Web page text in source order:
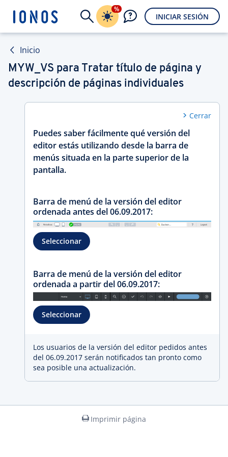
%
INICIAR SESIÓN
Inicio
MYW_VS para Tratar título de página y
descripción de páginas individuales
Cerrar
Puedes saber fácilmente qué versión del
editor estás utilizando desde la barra de
menús situada en la parte superior de la
pantalla.
Barra de menú de la versión del editor
ordenada antes del 06.09.2017:
Seleccionar
Barra de menú de la versión del editor
ordenada a partir del 06.09.2017:
Seleccionar
Los usuarios de la versión del editor pedidos antes
del 06.09.2017 serán notificados tan pronto como
sea posible una actualización.
Imprimir página